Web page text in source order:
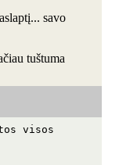
savo
tuštuma
visos